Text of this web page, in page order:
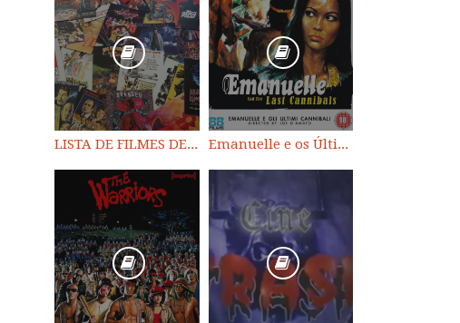
LISTA DE FILMES DE HORROR/ TRASH/ SUSPENSE/ SCI-FI/ EXPLOITATION E OUTROS Emanuelle e os Últimos Canibais